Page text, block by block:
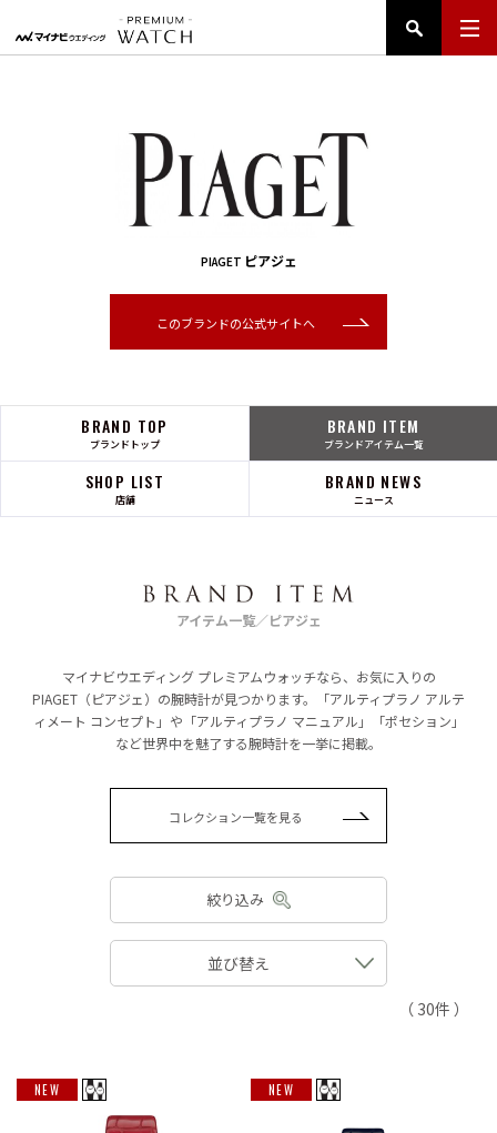
PIAGET ピアジェ
このブランドの公式サイトへ
BRAND TOP
ブランドトップ
BRAND ITEM
ブランドアイテム一覧
SHOP LIST
店舗
BRAND NEWS
ニュース
アイテム一覧／ピアジェ
マイナビウエディング プレミアムウォッチなら、お気に入りの
PIAGET（ピアジェ）の腕時計が見つかります。「アルティプラノ アルテ
ィメート コンセプト」や「アルティプラノ マニュアル」「ポセション」
など世界中を魅了する腕時計を一挙に掲載。
コレクション一覧を見る
絞り込み
並び替え
（ 30件 ）
NEW NEW